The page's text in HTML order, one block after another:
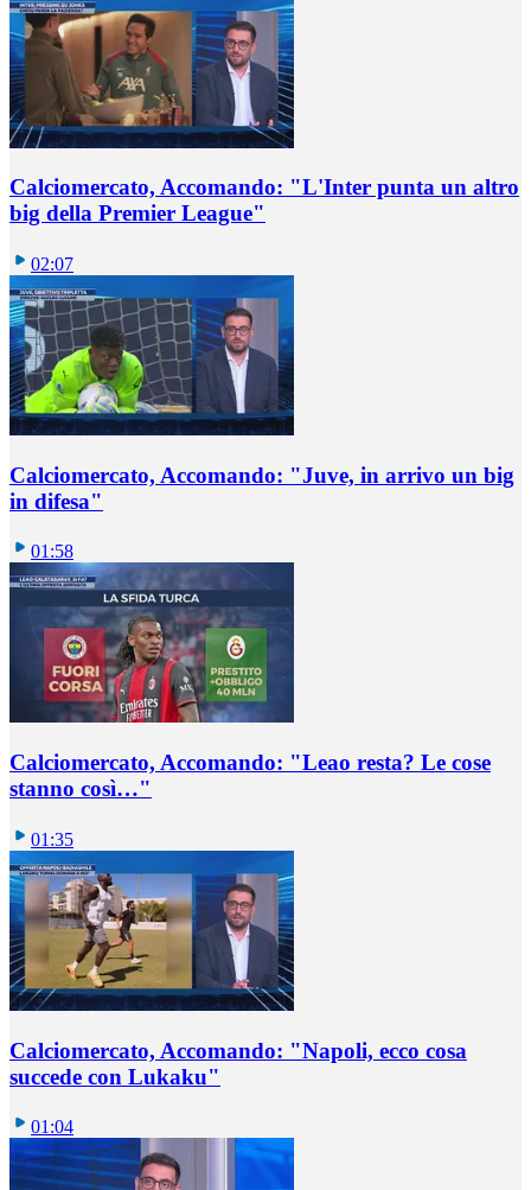
Calciomercato, Accomando: "L'Inter punta un altro
big della Premier League"
02:07
Calciomercato, Accomando: "Juve, in arrivo un big
in difesa"
01:58
Calciomercato, Accomando: "Leao resta? Le cose
stanno così…"
01:35
Calciomercato, Accomando: "Napoli, ecco cosa
succede con Lukaku"
01:04